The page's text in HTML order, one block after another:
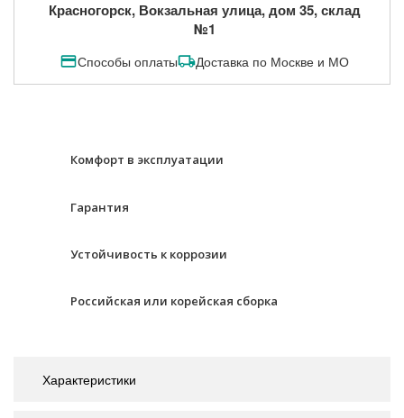
Красногорск, Вокзальная улица, дом 35, склад
№1
Способы оплаты Доставка по Москве и МО
Комфорт в эксплуатации
Гарантия
Устойчивость к коррозии
Российская или корейская сборка
Характеристики